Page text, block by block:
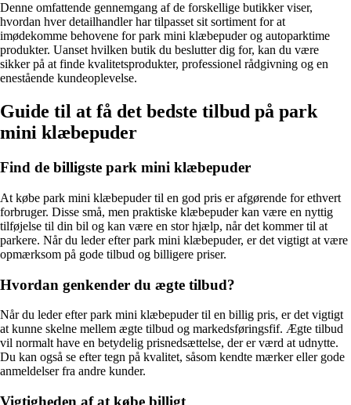
Denne omfattende gennemgang af de forskellige butikker viser,
hvordan hver detailhandler har tilpasset sit sortiment for at
imødekomme behovene for park mini klæbepuder og autoparktime
produkter. Uanset hvilken butik du beslutter dig for, kan du være
sikker på at finde kvalitetsprodukter, professionel rådgivning og en
enestående kundeoplevelse.
Guide til at få det bedste tilbud på park
mini klæbepuder
Find de billigste park mini klæbepuder
At købe park mini klæbepuder til en god pris er afgørende for ethvert
forbruger. Disse små, men praktiske klæbepuder kan være en nyttig
tilføjelse til din bil og kan være en stor hjælp, når det kommer til at
parkere. Når du leder efter park mini klæbepuder, er det vigtigt at være
opmærksom på gode tilbud og billigere priser.
Hvordan genkender du ægte tilbud?
Når du leder efter park mini klæbepuder til en billig pris, er det vigtigt
at kunne skelne mellem ægte tilbud og markedsføringsfif. Ægte tilbud
vil normalt have en betydelig prisnedsættelse, der er værd at udnytte.
Du kan også se efter tegn på kvalitet, såsom kendte mærker eller gode
anmeldelser fra andre kunder.
Vigtigheden af at købe billigt